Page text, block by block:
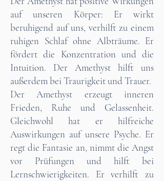
auf unseren Körper: Er wirkt
beruhigend auf uns, verhilft zu einem
ruhigen Schlaf ohne Albträume. Er
fördert die Konzentration und die
Intuition. Der Amethyst hilft uns
außerdem bei Traurigkeit und Trauer.
Der Amethyst erzeugt inneren
Frieden, Ruhe und Gelassenheit.
Gleichwohl hat er hilfreiche
Auswirkungen auf unsere Psyche. Er
regt die Fantasie an, nimmt die Angst
vor Prüfungen und hilft bei
Lernschwierigkeiten. Er verhilft zu